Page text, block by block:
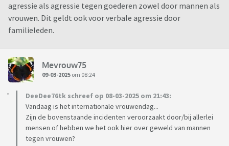
agressie als agressie tegen goederen zowel door mannen als
vrouwen. Dit geldt ook voor verbale agressie door
familieleden.
Mevrouw75
09-03-2025 om 08:24
DeeDee76tk schreef op 08-03-2025 om 21:43:
Vandaag is het internationale vrouwendag...
Zijn de bovenstaande incidenten veroorzaakt door/bij allerlei
mensen of hebben we het ook hier over geweld van mannen
tegen vrouwen?